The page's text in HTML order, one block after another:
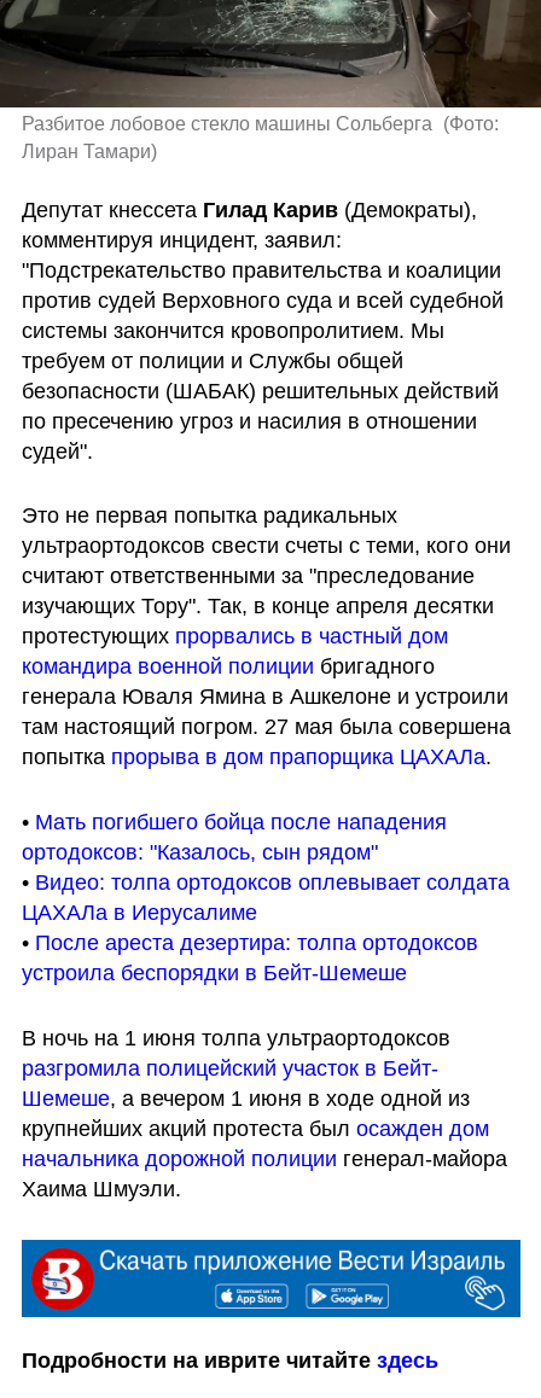
Разбитое лобовое стекло машины Сольберга (Фото:
Лиран Тамари)
Депутат кнессета Гилад Карив (Демократы),
комментируя инцидент, заявил:
"Подстрекательство правительства и коалиции
против судей Верховного суда и всей судебной
системы закончится кровопролитием. Мы
требуем от полиции и Службы общей
безопасности (ШАБАК) решительных действий
по пресечению угроз и насилия в отношении
судей".
Это не первая попытка радикальных
ультраортодоксов свести счеты с теми, кого они
считают ответственными за "преследование
изучающих Тору". Так, в конце апреля десятки
протестующих прорвались в частный дом
командира военной полиции бригадного
генерала Юваля Ямина в Ашкелоне и устроили
там настоящий погром. 27 мая была совершена
попытка прорыва в дом прапорщика ЦАХАЛа.
• Мать погибшего бойца после нападения
ортодоксов: "Казалось, сын рядом"
• Видео: толпа ортодоксов оплевывает солдата
ЦАХАЛа в Иерусалиме
• После ареста дезертира: толпа ортодоксов
устроила беспорядки в Бейт-Шемеше
разгромила полицейский участок в Бейт-
Шемеше, а вечером 1 июня в ходе одной из
крупнейших акций протеста был осажден дом
начальника дорожной полиции генерал-майора
Хаима Шмуэли.
Подробности на иврите читайте здесь